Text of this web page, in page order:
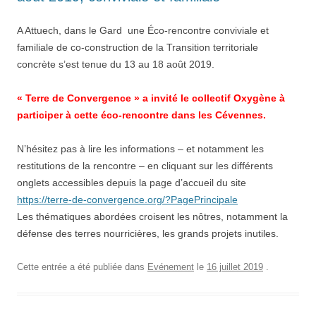
A Attuech, dans le Gard une Éco-rencontre conviviale et
familiale de co-construction de la Transition territoriale
concrète s’est tenue du 13 au 18 août 2019.
« Terre de Convergence » a invité le collectif Oxygène à
participer à cette éco-rencontre dans les Cévennes.
N’hésitez pas à lire les informations – et notamment les
restitutions de la rencontre – en cliquant sur les différents
onglets accessibles depuis la page d’accueil du site
https://terre-de-convergence.org/?PagePrincipale
Les thématiques abordées croisent les nôtres, notamment la
défense des terres nourricières, les grands projets inutiles.
Cette entrée a été publiée dans Evénement le 16 juillet 2019 .